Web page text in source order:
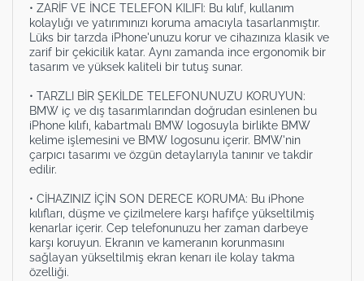
• ZARİF VE İNCE TELEFON KILIFI: Bu kılıf, kullanım
kolaylığı ve yatırımınızı koruma amacıyla tasarlanmıştır.
Lüks bir tarzda iPhone'unuzu korur ve cihazınıza klasik ve
zarif bir çekicilik katar. Aynı zamanda ince ergonomik bir
tasarım ve yüksek kaliteli bir tutuş sunar.
• TARZLI BİR ŞEKİLDE TELEFONUNUZU KORUYUN:
BMW iç ve dış tasarımlarından doğrudan esinlenen bu
iPhone kılıfı, kabartmalı BMW logosuyla birlikte BMW
kelime işlemesini ve BMW logosunu içerir. BMW'nin
çarpıcı tasarımı ve özgün detaylarıyla tanınır ve takdir
edilir.
• CİHAZINIZ İÇİN SON DERECE KORUMA: Bu iPhone
kılıfları, düşme ve çizilmelere karşı hafifçe yükseltilmiş
kenarlar içerir. Cep telefonunuzu her zaman darbeye
karşı koruyun. Ekranın ve kameranın korunmasını
sağlayan yükseltilmiş ekran kenarı ile kolay takma
özelliği.